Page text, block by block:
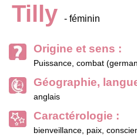
Tilly - féminin
Origine et sens :
Puissance, combat
Géographie,
anglais
Caractérologie :
bienveillance, paix,